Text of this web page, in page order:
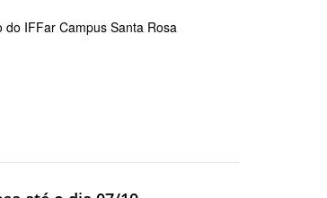
IFFar Campus Santa Rosa